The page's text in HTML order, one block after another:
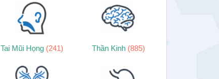
Tai Mũi Họng (241) Thần Kinh (885)